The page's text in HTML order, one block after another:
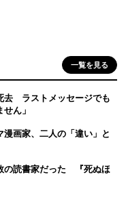
一覧を見る
去 ラストメッセージでも
ん」
画家、二人の「違い」と
の読書家だった 『死ぬほ